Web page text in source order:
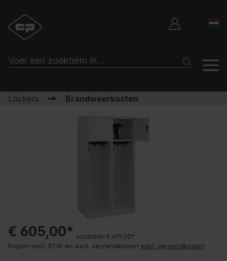
Lockers Brandweerkasten
€ 605,00* voorheen € 699,00*
Prijzen excl. BTW en excl. verzendkosten excl. verzendkosten